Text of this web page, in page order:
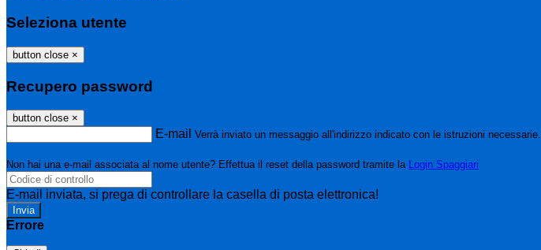
Seleziona utente
button close ×
Recupero password
button close ×
E-mail Verrà inviato un messaggio all'indirizzo indicato con le istruzioni necessarie.
Non hai una e-mail associata al nome utente? Effettua il reset della password tramite la Login Spaggiari
E-mail inviata, si prega di controllare la casella di posta elettronica!
Errore